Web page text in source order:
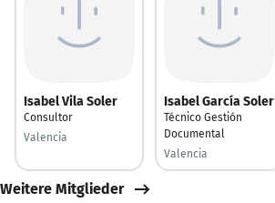
Isabel Vila Soler
Consultor
Valencia
Isabel García Soler
Técnico Gestión
Documental
Valencia
Weitere Mitglieder